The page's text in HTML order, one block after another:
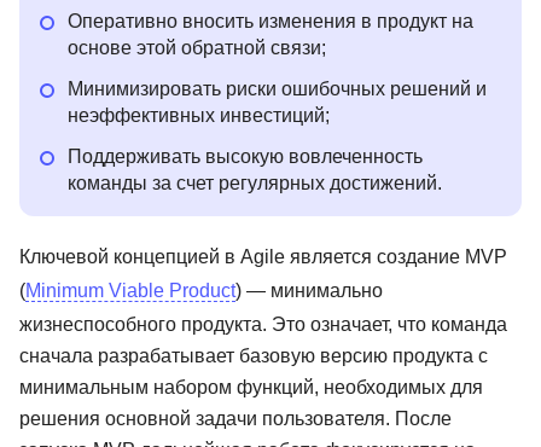
Оперативно вносить изменения в продукт на
основе этой обратной связи;
Минимизировать риски ошибочных решений и
неэффективных инвестиций;
Поддерживать высокую вовлеченность
команды за счет регулярных достижений.
Ключевой концепцией в Agile является создание MVP
(Minimum Viable Product) — минимально
жизнеспособного продукта. Это означает, что команда
сначала разрабатывает базовую версию продукта с
минимальным набором функций, необходимых для
решения основной задачи пользователя. После